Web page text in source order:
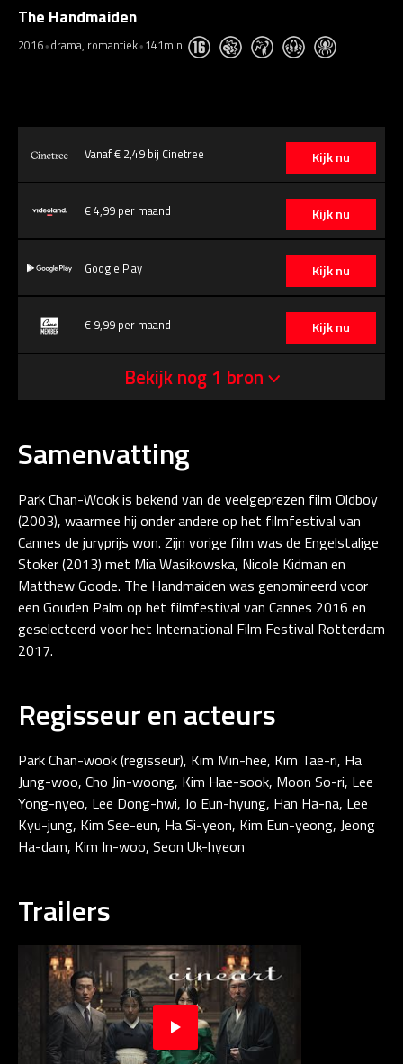
The Handmaiden
2016 drama, romantiek 141min.
Kijk nu
Vanaf € 2,49 bij Cinetree
Kijk nu
€ 4,99 per maand
Kijk nu
Google Play
Kijk nu
€ 9,99 per maand
Bekijk nog 1 bron
Samenvatting
Park Chan-Wook is bekend van de veelgeprezen film Oldboy
(2003), waarmee hij onder andere op het filmfestival van
Cannes de juryprijs won. Zijn vorige film was de Engelstalige
Stoker (2013) met Mia Wasikowska, Nicole Kidman en
Matthew Goode. The Handmaiden was genomineerd voor
een Gouden Palm op het filmfestival van Cannes 2016 en
geselecteerd voor het International Film Festival Rotterdam
2017.
Regisseur en acteurs
Park Chan-wook (regisseur), Kim Min-hee, Kim Tae-ri, Ha
Jung-woo, Cho Jin-woong, Kim Hae-sook, Moon So-ri, Lee
Yong-nyeo, Lee Dong-hwi, Jo Eun-hyung, Han Ha-na, Lee
Kyu-jung, Kim See-eun, Ha Si-yeon, Kim Eun-yeong, Jeong
Ha-dam, Kim In-woo, Seon Uk-hyeon
Trailers